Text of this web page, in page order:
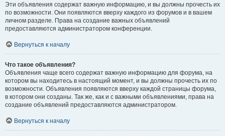
Эти объявления содержат важную информацию, и вы должны прочесть их
по возможности. Они появляются вверху каждого из форумов и в вашем
личном разделе. Права на создание важных объявлений
предоставляются администратором конференции.
Вернуться к началу
Что такое объявления?
Объявления чаще всего содержат важную информацию для форума, на
котором вы находитесь в настоящий момент, и вы должны прочесть их по
возможности. Объявления появляются вверху каждой страницы форума,
в котором они созданы. Так же, как и с важными объявлениями, права на
создание объявлений предоставляются администратором.
Вернуться к началу